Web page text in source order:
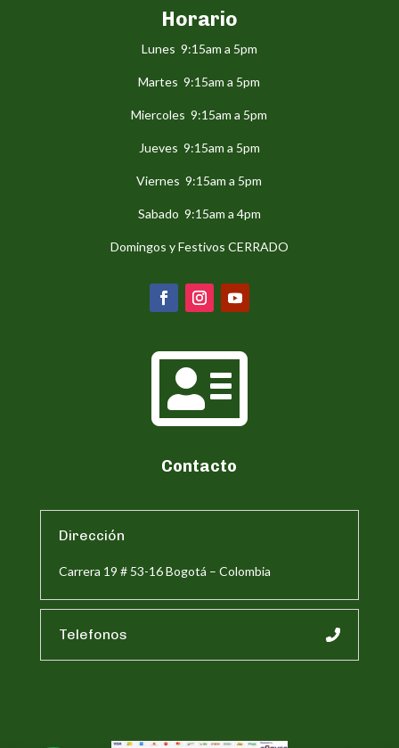
Horario
Lunes 9:15am a 5pm
Martes 9:15am a 5pm
Miercoles 9:15am a 5pm
Jueves 9:15am a 5pm
Viernes 9:15am a 5pm
Sabado 9:15am a 4pm
Domingos y Festivos CERRADO

Contacto
Dirección
Carrera 19 # 53-16 Bogotá – Colombia
Telefonos